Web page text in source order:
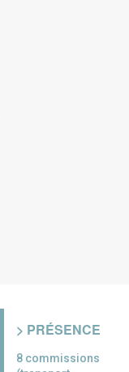
> PRÉSENCE
8 commissions